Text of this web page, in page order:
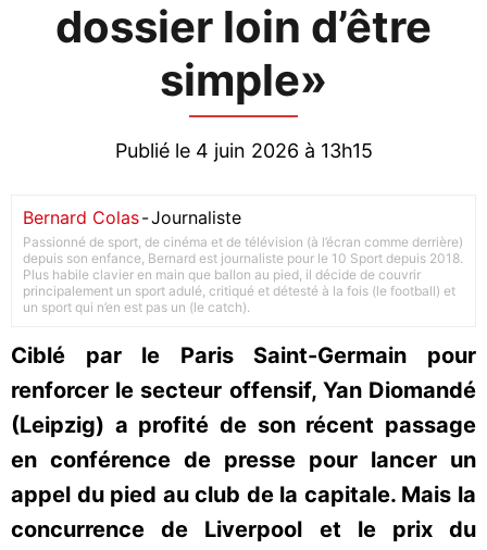
dossier loin d’être
simple»
Publié le 4 juin 2026 à 13h15
Bernard Colas-Journaliste
Passionné de sport, de cinéma et de télévision (à l’écran comme derrière)
depuis son enfance, Bernard est journaliste pour le 10 Sport depuis 2018.
Plus habile clavier en main que ballon au pied, il décide de couvrir
principalement un sport adulé, critiqué et détesté à la fois (le football) et
un sport qui n’en est pas un (le catch).
Ciblé par le Paris Saint-Germain pour
renforcer le secteur offensif, Yan Diomandé
(Leipzig) a profité de son récent passage
en conférence de presse pour lancer un
appel du pied au club de la capitale. Mais la
concurrence de Liverpool et le prix du